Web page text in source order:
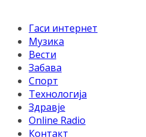
Гаси интернет
Музика
Вести
Забава
Спорт
Технологија
Здравје
Online Radio
Контакт